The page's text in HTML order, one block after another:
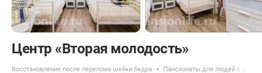
Центр «Вторая молодость»
Восстановление после перелома шейки бедра Пансионаты для людей с